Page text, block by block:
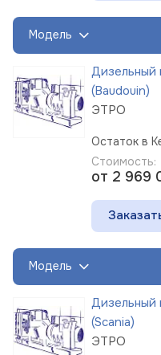
Модель
(Baudouin)
ЭТРО
Остаток в
Стоимость:
от 2 969
Модель
(Scania)
ЭТРО